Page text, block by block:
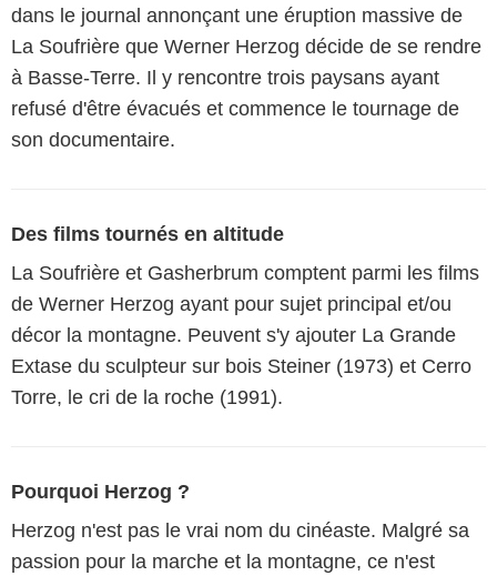
dans le journal annonçant une éruption massive de
La Soufrière que Werner Herzog décide de se rendre
à Basse-Terre. Il y rencontre trois paysans ayant
refusé d'être évacués et commence le tournage de
son documentaire.
Des films tournés en altitude
La Soufrière et Gasherbrum comptent parmi les films
de Werner Herzog ayant pour sujet principal et/ou
décor la montagne. Peuvent s'y ajouter La Grande
Extase du sculpteur sur bois Steiner (1973) et Cerro
Torre, le cri de la roche (1991).
Pourquoi Herzog ?
Herzog n'est pas le vrai nom du cinéaste. Malgré sa
passion pour la marche et la montagne, ce n'est